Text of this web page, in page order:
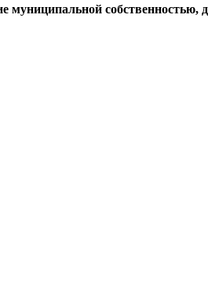
муниципальной собственностью,